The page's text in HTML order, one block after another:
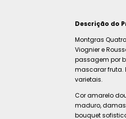
Descrição do
Montgras
Viognier e
passagem por
mascarar fruta.
varietais.
Cor amarelo
maduro,
bouquet